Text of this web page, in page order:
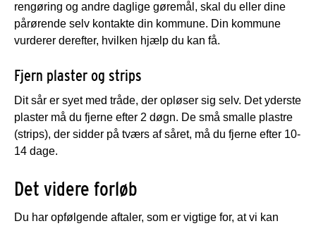
rengøring og andre daglige gøremål, skal du eller dine
pårørende selv kontakte din kommune. Din kommune
vurderer derefter, hvilken hjælp du kan få.
Fjern plaster og strips
Dit sår er syet med tråde, der opløser sig selv. Det yderste
plaster må du fjerne efter 2 døgn. De små smalle plastre
(strips), der sidder på tværs af såret, må du fjerne efter 10-
14 dage.
Det videre forløb
Du har opfølgende aftaler, som er vigtige for, at vi kan